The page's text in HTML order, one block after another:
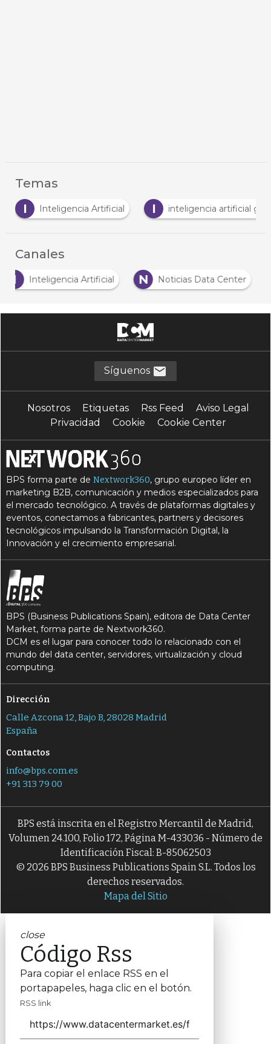
Temas
Inteligencia Artificial I inteligencia artificial generativa
Canales
I
Inteligencia Artificial N Noticias Data Center
Síguenos
Nosotros Etiquetas Rss Feed
Aviso Legal
Privacidad
Cookie Cookie Center
BPS forma parte deNextwork360, grupo europeo líder en
marketing B2B, comunicación y medios especializados para
el mercado tecnológico. A través de plataformas digitales y
eventos, conectamos a fabricantes, partners y decisores
tecnológicos impulsando la Transformación Digital, la
Innovación y el crecimiento empresarial.
BPS (Business Publications Spain), editora de Data Center
Market, forma parte de Nextwork360.
DCM es el lugar para conocer todo lo relacionado con el
mundo del data center, servidores, virtualización y cloud
computing.
Dirección
Calle Azcona 12, Bajo B, 28028 Madrid
España
Contactos
info@bps.com.es
+91 313 79 00
BPS está inscrita en el Registro Mercantil de Madrid,
Volumen 24.100, Folio 172, Página M-433036 - Número de
Identificación Fiscal: B-85062503
© 2026 BPS Business Publications Spain S.L. Todos los
derechos reservados.
Mapa del Sitio
close
Código Rss
Para copiar el enlace RSS en el
portapapeles, haga clic en el botón.
RSS link